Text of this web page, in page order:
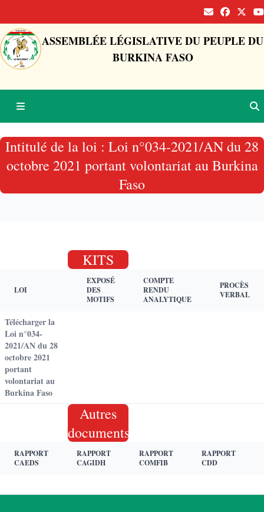
ASSEMBLÉE LÉGISLATIVE DU PEUPLE DU
BURKINA FASO
Intitulé de la loi : Loi n°034-2021/AN du 28
octobre 2021 portant volontariat au Burkina
Faso
KITS
LOI
EXPOSÉ
DES
MOTIFS
COMPTE
RENDU
ANALYTIQUE
PROCÈS
VERBAL
Télécharger la
Loi n°034-
2021/AN du 28
octobre 2021
portant
volontariat au
Burkina Faso
Autres
documents
RAPPORT
CAEDS
RAPPORT
CAGIDH
RAPPORT
COMFIB
RAPPORT
CDD